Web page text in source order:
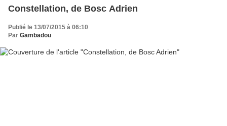
Constellation, de Bosc Adrien
Publié le 13/07/2015 à 06:10
Par Gambadou